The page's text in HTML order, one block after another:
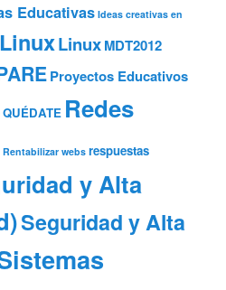
Educativas Ideas creativas en
LinuxLinuxMDT2012
Proyectos Educativos
QUÉDATE Redes
Rentabilizar webs respuestas
y Alta
Seguridad y Alta